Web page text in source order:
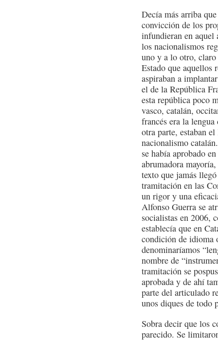
Decía más arriba
convicción de los
infundieran en aquel
los nacionalismos
uno y a lo otro, claro
Estado que aquellos
aspiraban a
el de la República
esta república poco
vasco, catalán,
francés era la
otra parte, estaban
nacionalismo
se había aprobado
abrumadora
texto que jamás
tramitación en las
un rigor y una
Alfonso Guerra se
socialistas en 2006,
establecía que en
condición de idioma
denominaríamos
nombre de
tramitación se
aprobada y de ahí
parte del articulado
unos diques de todo
Sobra decir que los
parecido. Se